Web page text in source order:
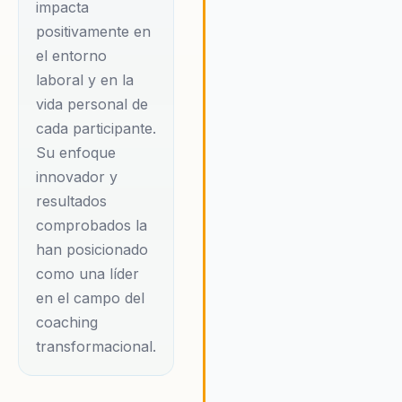
sesiones de coaching
personalizado, Lilibeth
ofrece un camino
hacia el
autodescubrimiento y
la reconexión con la
esencia personal. Su
propósito es impulsar
el conocimiento sobre
cómo llevar a cabo un
proceso de
transformación
personal, utilizando
herramientas de
crecimiento personal
impacta
positivamente en
el entorno
laboral y en la
vida personal de
cada participante.
Su enfoque
innovador y
resultados
comprobados la
han posicionado
como una líder
en el campo del
coaching
transformacional.